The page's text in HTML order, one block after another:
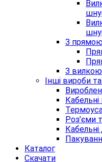
З
З
Інші вироби
Роз’єми
Каталог
Скачати